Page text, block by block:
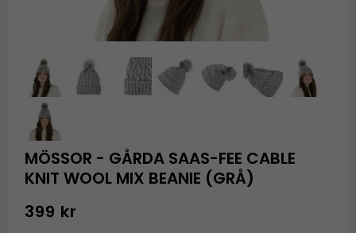
MÖSSOR - GÅRDA SAAS-FEE CABLE
KNIT WOOL MIX BEANIE (GRÅ)
399 kr